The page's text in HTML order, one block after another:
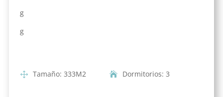
g
g
Tamaño: 333M2 Dormitorios: 3